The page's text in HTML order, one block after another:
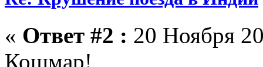
« Ответ #2 : 20 Ноября
Кошмар!